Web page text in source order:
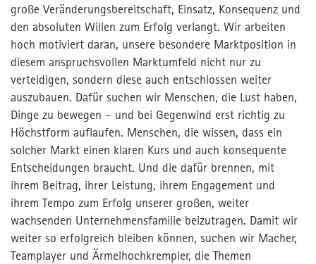
große Veränderungsbereitschaft, Einsatz, Konsequenz und
den absoluten Willen zum Erfolg verlangt. Wir arbeiten
hoch motiviert daran, unsere besondere Marktposition in
diesem anspruchsvollen Marktumfeld nicht nur zu
verteidigen, sondern diese auch entschlossen weiter
auszubauen. Dafür suchen wir Menschen, die Lust haben,
Dinge zu bewegen – und bei Gegenwind erst richtig zu
Höchstform auflaufen. Menschen, die wissen, dass ein
solcher Markt einen klaren Kurs und auch konsequente
Entscheidungen braucht. Und die dafür brennen, mit
ihrem Beitrag, ihrer Leistung, ihrem Engagement und
ihrem Tempo zum Erfolg unserer großen, weiter
wachsenden Unternehmensfamilie beizutragen. Damit wir
weiter so erfolgreich bleiben können, suchen wir Macher,
Teamplayer und Ärmelhochkrempler, die Themen